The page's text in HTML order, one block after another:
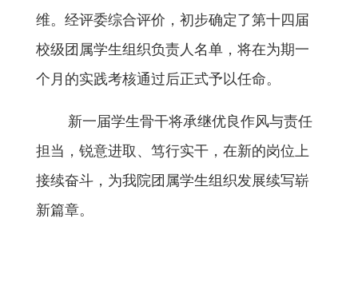
维。经评委综合评价，初步确定了第十四届
校级团属学生组织负责人名单，将在为期一
个月的实践考核通过后正式予以任命。
新一届学生骨干将承继优良作风与责任
担当，锐意进取、笃行实干，在新的岗位上
接续奋斗，为我院团属学生组织发展续写崭
新篇章。